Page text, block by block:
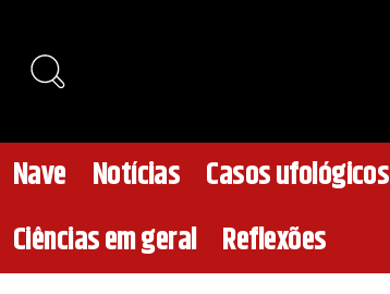
Nave Notícias Casos ufológicos
Ciências em geral Reflexões